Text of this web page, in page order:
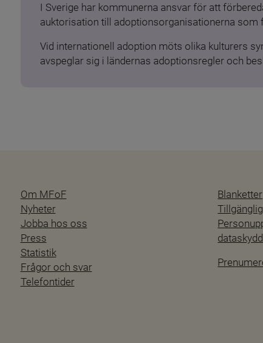
I Sverige har kommunerna ansvar för att
auktorisation till adoptionsorganisationerna som
Vid internationell adoption möts olika kulturers
avspeglar sig i ländernas adoptionsregler och
Om MFoF
Nyheter
Jobba hos oss
Press
Statistik
Frågor och svar
Telefontider
Blanketter